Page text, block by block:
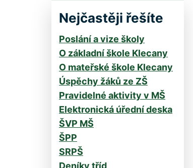
Nejčastěji řešíte
Poslání a vize školy
O základní škole Klecany
O mateřské škole Klecany
Úspěchy žáků ze ZŠ
Pravidelné aktivity v MŠ
Elektronická úřední deska
ŠVP MŠ
ŠPP
SRPŠ
Deníky tříd